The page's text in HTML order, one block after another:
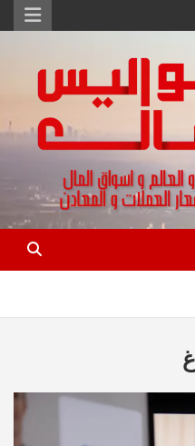
اسواق المال و العملات